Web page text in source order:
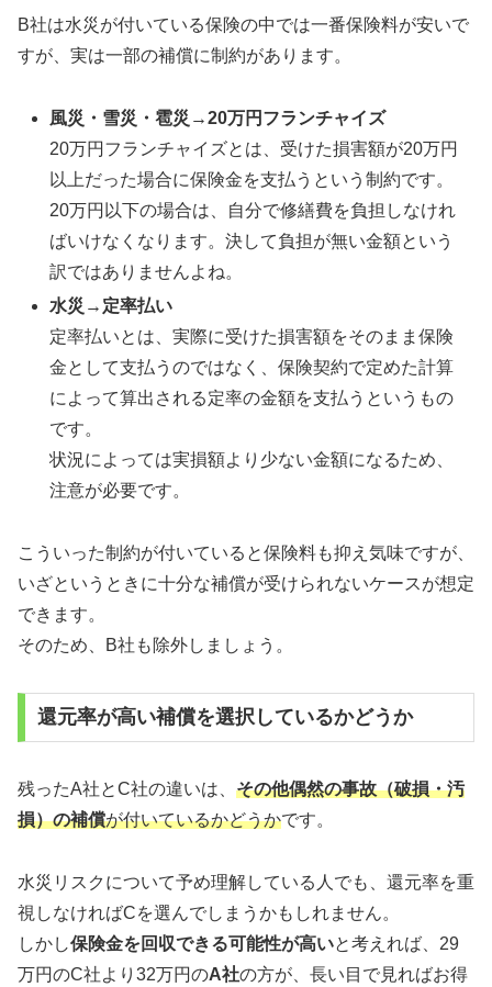
B社は水災が付いている保険の中では一番保険料が安いで
すが、実は一部の補償に制約があります。
風災・雪災・雹災→20万円フランチャイズ
20万円フランチャイズとは、受けた損害額が20万円
以上だった場合に保険金を支払うという制約です。
20万円以下の場合は、自分で修繕費を負担しなけれ
ばいけなくなります。決して負担が無い金額という
訳ではありませんよね。
水災→定率払い
定率払いとは、実際に受けた損害額をそのまま保険
金として支払うのではなく、保険契約で定めた計算
によって算出される定率の金額を支払うというもの
です。
状況によっては実損額より少ない金額になるため、
注意が必要です。
こういった制約が付いていると保険料も抑え気味ですが、
いざというときに十分な補償が受けられないケースが想定
できます。
そのため、B社も除外しましょう。
還元率が高い補償を選択しているかどうか
残ったA社とC社の違いは、 その他偶然の事故（破損・汚
損）の補償が付いているかどうかです。
水災リスクについて予め理解している人でも、還元率を重
視しなければCを選んでしまうかもしれません。
しかし保険金を回収できる可能性が高いと考えれば、29
万円のC社より32万円のA社の方が、長い目で見ればお得